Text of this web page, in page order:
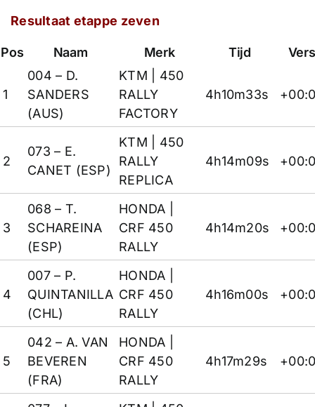
Resultaat etappe zeven
Pos Naam Merk Tijd
1
004 – D.
SANDERS
(AUS)
KTM | 450
RALLY
FACTORY
4h10m33s
2
073 – E.
CANET (ESP)
KTM | 450
RALLY
REPLICA
4h14m09s
3
068 – T.
SCHAREINA
(ESP)
HONDA
CRF 450
RALLY
4h14m20s
4
007 – P.
QUINTANILLA
(CHL)
HONDA
CRF 450
RALLY
4h16m00s
5
042 – A. VAN
BEVEREN
(FRA)
HONDA
CRF 450
RALLY
4h17m29s